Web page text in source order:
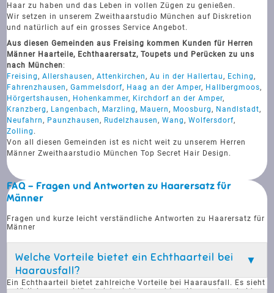
Haar zu haben und das Leben in vollen Zügen zu genießen.
Wir setzen in unserem Zweithaarstudio München auf Diskretion
und natürlich auf ein grosses Service Angebot.
Aus diesen Gemeinden aus Freising kommen Kunden für Herren
Männer Haarteile, Echthaarersatz, Toupets und Perücken zu uns
nach München:
Freising,Allershausen,Attenkirchen,Au in der Hallertau, Eching,
Fahrenzhausen,Gammelsdorf, Haag an der Amper, Hallbergmoos,
Hörgertshausen, Hohenkammer, Kirchdorf an der Amper,
Kranzberg, Langenbach, Marzling, Mauern, Moosburg, Nandlstadt,
Neufahrn, Paunzhausen, Rudelzhausen,Wang,Wolfersdorf,
Zolling .
Von all diesen Gemeinden ist es nicht weit zu unserem Herren
Männer Zweithaarstudio München Top Secret Hair Design.
FAQ - Fragen und Antworten zu Haarersatz für
Männer
Fragen und kurze leicht verständliche Antworten zu Haarersatz für
Männer
Welche Vorteile bietet ein Echthaarteil bei
Haarausfall?
Ein Echthaarteil bietet zahlreiche Vorteile bei Haarausfall. Es sieht
natürlich aus und lässt sich nicht von echtem Haar unterscheiden.